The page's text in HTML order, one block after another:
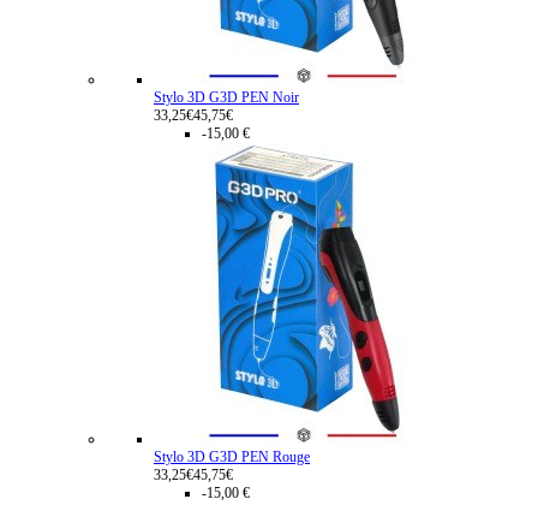
Stylo 3D G3D PEN Noir
33,25€45,75€
-15,00 €
Stylo 3D G3D PEN Rouge
33,25€45,75€
-15,00 €